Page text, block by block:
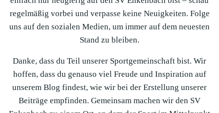
regelmäßig vorbei und verpasse keine Neuigkeiten. Folge
uns auf den sozialen Medien, um immer auf dem neuesten
Stand zu bleiben.
Danke, dass du Teil unserer Sportgemeinschaft bist. Wir
hoffen, dass du genauso viel Freude und Inspiration auf
unserem Blog findest, wie wir bei der Erstellung unserer
Beiträge empfinden. Gemeinsam machen wir den SV